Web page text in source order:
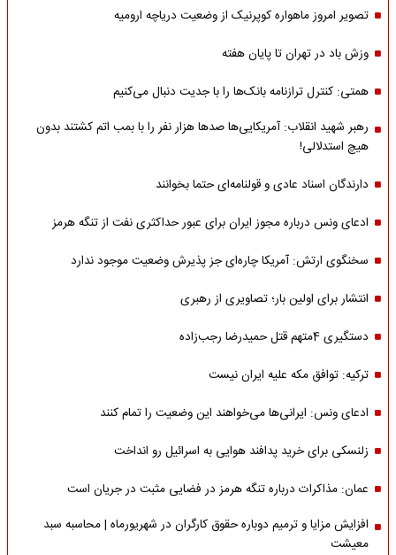
تصویر امروز ماهواره کوپرنیک از وضعیت دریاچه ارومیه
وزش باد در تهران تا پایان هفته
همتی: کنترل ترازنامه بانک‌ها را با جدیت دنبال می‌کنیم
رهبر شهید انقلاب: آمریکایی‌ها صدها هزار نفر را با بمب اتم کشتند بدون
هیچ استدلالی!
دارندگان اسناد عادی و قولنامه‌ای حتما بخوانند
ادعای ونس درباره مجوز ایران برای عبور حداکثری نفت از تنگه هرمز
سخنگوی ارتش: آمریکا چاره‌ای جز پذیرش وضعیت موجود ندارد
انتشار برای اولین بار؛ تصاویری از رهبری
دستگیری 4متهم قتل حمیدرضا رجب‌زاده
ترکیه: توافق مکه علیه ایران نیست
ادعای ونس: ایرانی‌ها می‌خواهند این وضعیت را تمام کنند
زلنسکی برای خرید پدافند هوایی به اسرائیل رو انداخت
عمان: مذاکرات درباره تنگه هرمز در فضایی مثبت در جریان است
افزایش مزایا و ترمیم دوباره حقوق کارگران در شهریورماه | محاسبه سبد
معیشت